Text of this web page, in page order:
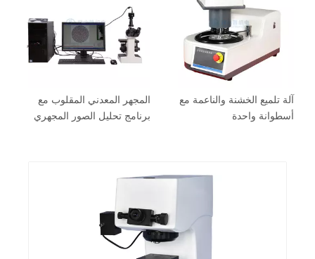
المجهر
برنامج
آلة تلميع الخشنة والناعمة مع
أسطوانة واحدة